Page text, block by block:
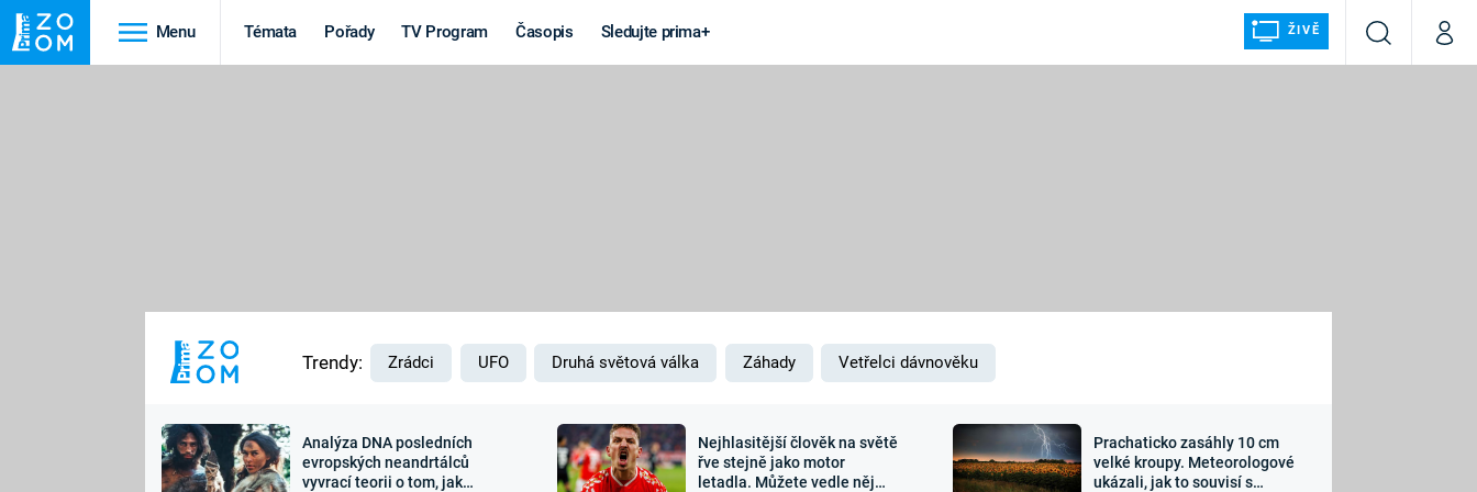
Menu Témata Pořady TV Program Časopis Sledujte prima+ ŽIVĚ
VyhledáváníMůj
MARS
Výročí
Záhady a
Zajímavosti Sledujte nás
Trendy: Zrádci UFO Druhá světová válka Záhady Vetřelci dávnověku
Analýza DNA posledních
evropských neandrtálců
vyvrací teorii o tom, jak
Nejhlasitější člověk na světě
řve stejně jako motor
letadla. Můžete vedle něj
Prachaticko zasáhly 10 cm
velké kroupy. Meteorologové
ukázali, jak to souvisí s